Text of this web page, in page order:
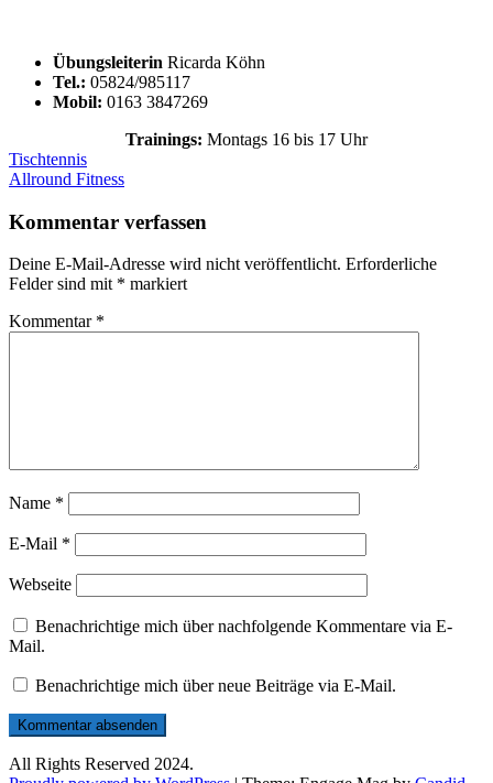
Übungsleiterin Ricarda Köhn
Tel.: 05824/985117
Mobil: 0163 3847269
Trainings: Montags 16 bis 17 Uhr
Beitragsnavigation
Tischtennis
Allround Fitness
Kommentar verfassen
Deine E-Mail-Adresse wird nicht veröffentlicht. Erforderliche
Felder sind mit * markiert
Kommentar *
Name *
E-Mail *
Webseite
Benachrichtige mich über nachfolgende Kommentare via E-
Mail.
Benachrichtige mich über neue Beiträge via E-Mail.
All Rights Reserved 2024.